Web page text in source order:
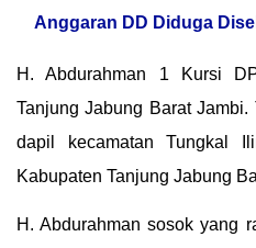
Anggaran DD Diduga
H. Abdurahman 1 Kursi
Tanjung Jabung Barat
dapil kecamatan Tungkal
Kabupaten Tanjung Jabung
H. Abdurahman sosok yang